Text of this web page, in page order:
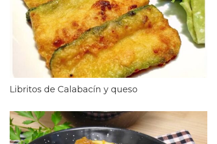
Libritos de Calabacín y queso